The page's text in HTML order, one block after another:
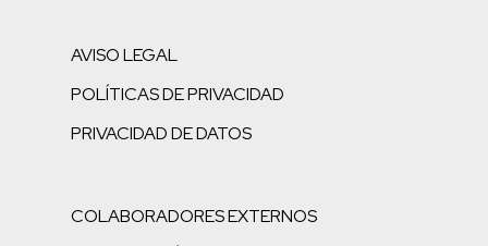
AVISO LEGAL
POLÍTICAS DE PRIVACIDAD
PRIVACIDAD DE DATOS
COLABORADORES EXTERNOS